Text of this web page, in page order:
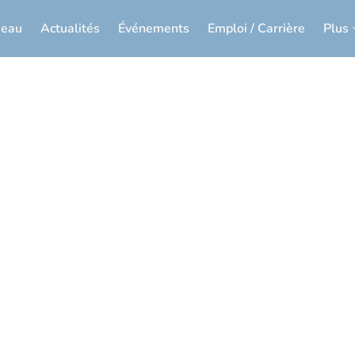
Actualités Événements Emploi / Carrière Plus